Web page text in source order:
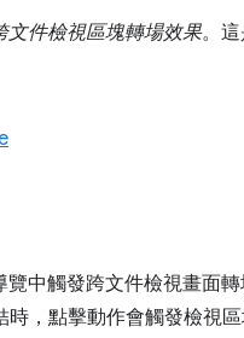
文件檢視區塊轉場效果。這
中觸發跨文件檢視畫面
，點擊動作會觸發檢視區